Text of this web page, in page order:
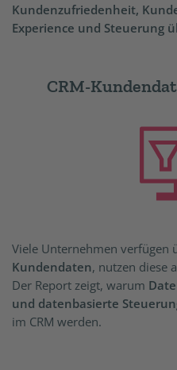
Kundenzufriedenheit,
Experience und Steuerung
CRM-
Viele Unternehmen verfügen
Kundendaten, nutzen diese
Der Report zeigt, warum
und datenbasierte
im CRM werden.